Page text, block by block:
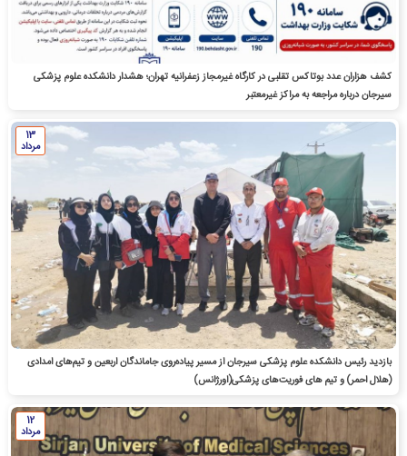
کشف هزاران عدد بوتاکس تقلبی در کارگاه غیرمجاز زعفرانیه تهران؛ هشدار دانشکده علوم پزشکی
سیرجان درباره مراجعه به مراکز غیرمعتبر
بازدید رئیس دانشکده علوم پزشکی سیرجان از مسیر پیاده‌روی جاماندگان اربعین و تیم‌های امدادی
(هلال احمر) و تیم های فوریت‌های پزشکی(اورژانس)
13
مرداد
12
مرداد